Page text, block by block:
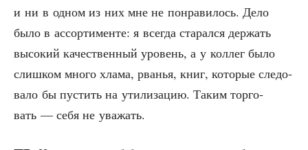
и ни в одном из них мне не понра­ви­лось. Дело
было в ассор­ти­мен­те: я все­гда ста­рал­ся дер­жать
высо­кий каче­ствен­ный уро­вень, а у кол­лег было
слиш­ком мно­го хла­ма, рва­нья, книг, кото­рые сле­до­
ва­ло бы пустить на ути­ли­за­цию. Таким тор­го­
вать — себя не уважать.